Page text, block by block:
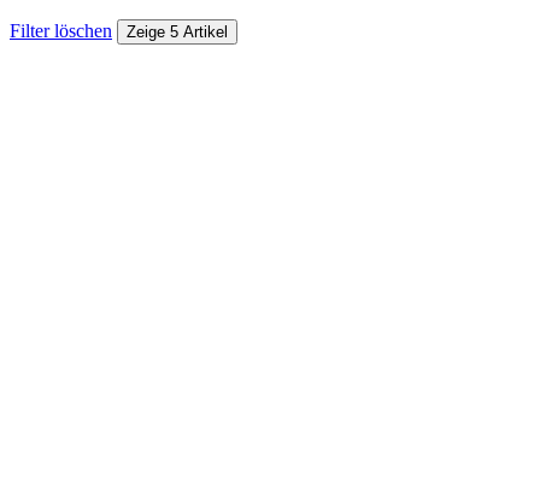
Filter löschen Zeige 5 Artikel